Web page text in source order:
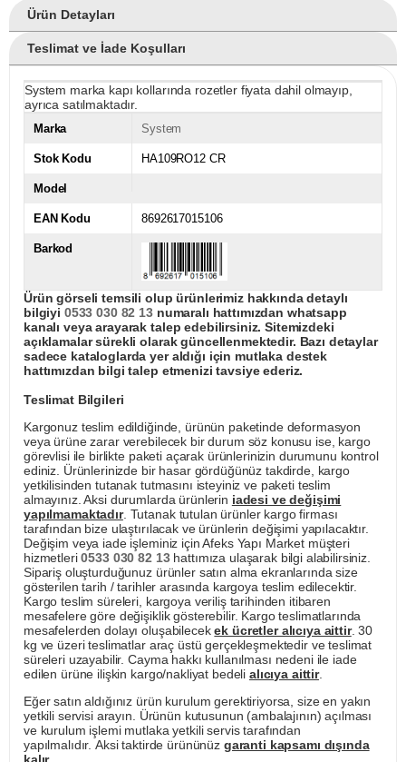
Ürün Detayları
Teslimat ve İade Koşulları
System marka kapı kollarında rozetler fiyata dahil olmayıp,
ayrıca satılmaktadır.
Marka System
Stok Kodu HA109RO12 CR
Model
EAN Kodu 8692617015106
Barkod
Ürün görseli temsili olup ürünlerimiz hakkında detaylı
bilgiyi 0533 030 82 13numaralı hattımızdan whatsapp
kanalı veya arayarak talep edebilirsiniz. Sitemizdeki
açıklamalar sürekli olarak güncellenmektedir. Bazı detaylar
sadece kataloglarda yer aldığı için mutlaka destek
hattımızdan bilgi talep etmenizi tavsiye ederiz.
Teslimat Bilgileri
Kargonuz teslim edildiğinde, ürünün paketinde deformasyon
veya ürüne zarar verebilecek bir durum söz konusu ise, kargo
görevlisi ile birlikte paketi açarak ürünlerinizin durumunu kontrol
ediniz. Ürünlerinizde bir hasar gördüğünüz takdirde, kargo
yetkilisinden tutanak tutmasını isteyiniz ve paketi teslim
almayınız. Aksi durumlarda ürünlerin iadesi ve değişimi
yapılmamaktadır. Tutanak tutulan ürünler kargo firması
tarafından bize ulaştırılacak ve ürünlerin değişimi yapılacaktır.
Değişim veya iade işleminiz için Afeks Yapı Market müşteri
hizmetleri0533 030 82 13hattımıza ulaşarak bilgi alabilirsiniz.
Sipariş oluşturduğunuz ürünler satın alma ekranlarında size
gösterilen tarih / tarihler arasında kargoya teslim edilecektir.
Kargo teslim süreleri, kargoya veriliş tarihinden itibaren
mesafelere göre değişiklik gösterebilir. Kargo teslimatlarında
mesafelerden dolayı oluşabilecekek ücretler alıcıya aittir. 30
kg ve üzeri teslimatlar araç üstü gerçekleşmektedir ve teslimat
süreleri uzayabilir. Cayma hakkı kullanılması nedeni ile iade
edilen ürüne ilişkin kargo/nakliyat bedeli alıcıya aittir.
Eğer satın aldığınız ürün kurulum gerektiriyorsa, size en yakın
yetkili servisi arayın. Ürünün kutusunun (ambalajının) açılması
ve kurulum işlemi mutlaka yetkili servis tarafından
yapılmalıdır. Aksi taktirde ürününüz garanti kapsamı dışında